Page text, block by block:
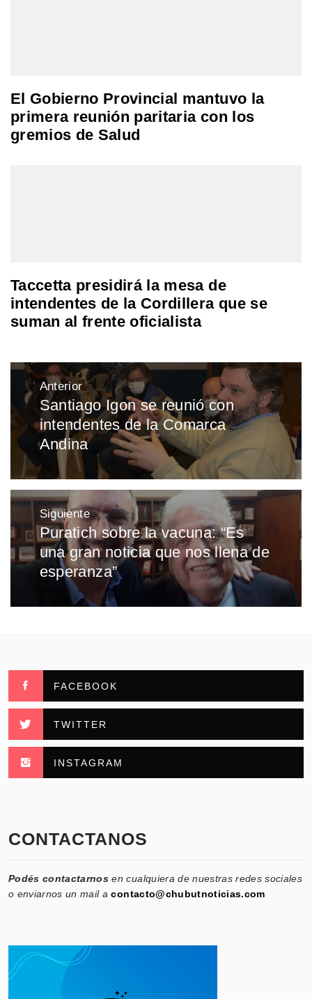
El Gobierno Provincial mantuvo la
primera reunión paritaria con los
gremios de Salud
Taccetta presidirá la mesa de
intendentes de la Cordillera que se
suman al frente oficialista
Navegación
de
entradas
Anterior
Entrada
anterior:
Santiago Igon se reunió con
intendentes de la Comarca
Andina
Siguiente
Entrada
siguiente:
Puratich sobre la vacuna: “Es
una gran noticia que nos llena de
esperanza”
FACEBOOK
TWITTER
INSTAGRAM
CONTACTANOS
Podés contactarnos en cualquiera de nuestras redes sociales
o enviarnos un mail acontacto@chubutnoticias.com